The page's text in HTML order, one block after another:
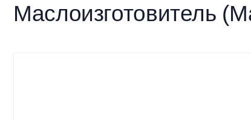
Маслоизготовитель